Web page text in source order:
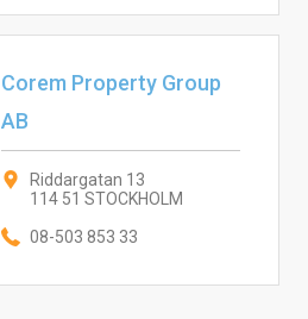
Corem Property Group
AB
Riddargatan 13
114 51 STOCKHOLM
08-503 853 33